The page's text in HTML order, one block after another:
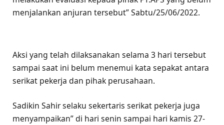
menjalankan anjuran tersebut” Sabtu/25/06/2022.
Aksi yang telah dilaksanakan selama 3 hari tersebut
sampai saat ini belum menemui kata sepakat antara
serikat pekerja dan pihak perusahaan.
Sadikin Sahir selaku sekertaris serikat pekerja juga
menyampaikan” di hari senin sampai hari kamis 27-